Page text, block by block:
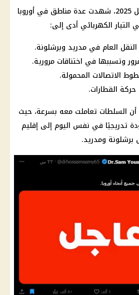
في يوم الإثنين 28 أبريل 2025، شهدت عدة مناطق في أوروبا
التيار الكهربائي أدى إلى:
العام في مدريد وبرشلونة.
وتسببها في اختناقات مرورية.
الاتصالات المحمولة.
القطارات.
أن السلطات تعاملت معه بسرعة، حيث
تدريجيًا في نفس اليوم إلى إقليم
ومدريد.